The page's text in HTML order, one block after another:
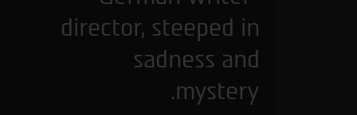
director, steeped in
sadness and
mystery.